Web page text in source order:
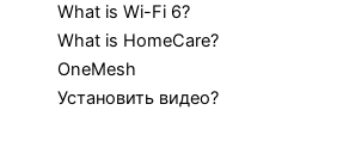
What is Wi-Fi 6?
What is HomeCare?
OneMesh
Установить видео?